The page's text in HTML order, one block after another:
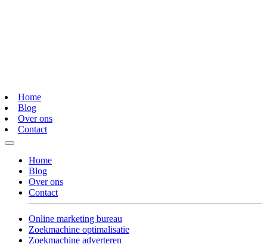
Home
Blog
Over ons
Contact
Home
Blog
Over ons
Contact
Online marketing bureau
Zoekmachine optimalisatie
Zoekmachine adverteren